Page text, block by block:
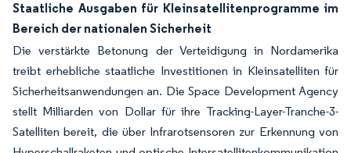
Staatliche Ausgaben für Kleinsatellitenprogramme im
Bereich der nationalen Sicherheit
Die verstärkte Betonung der Verteidigung in Nordamerika
treibt erhebliche staatliche Investitionen in Kleinsatelliten für
Sicherheitsanwendungen an. Die Space Development Agency
stellt Milliarden von Dollar für ihre Tracking-Layer-Tranche-3-
Satelliten bereit, die über Infrarotsensoren zur Erkennung von